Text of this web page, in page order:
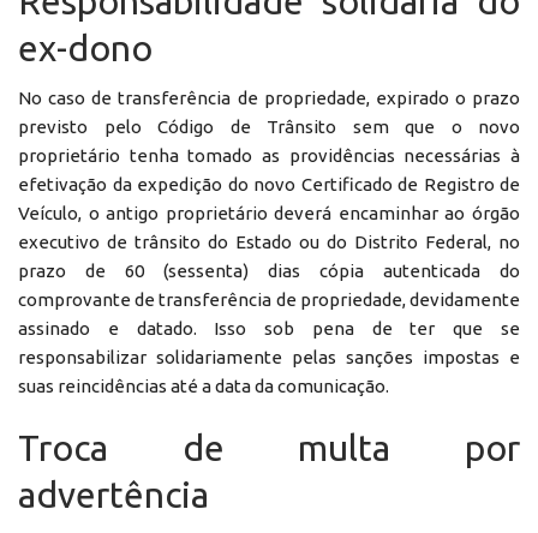
ex-dono
No caso de transferência de propriedade, expirado o prazo
previsto pelo Código de Trânsito sem que o novo
proprietário tenha tomado as providências necessárias à
efetivação da expedição do novo Certificado de Registro de
Veículo, o antigo proprietário deverá encaminhar ao órgão
executivo de trânsito do Estado ou do Distrito Federal, no
prazo de 60 (sessenta) dias cópia autenticada do
comprovante de transferência de propriedade, devidamente
assinado e datado. Isso sob pena de ter que se
responsabilizar solidariamente pelas sanções impostas e
suas reincidências até a data da comunicação.
Troca de multa por
advertência